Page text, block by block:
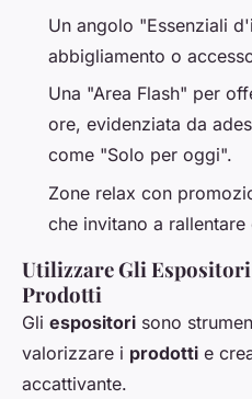
Un angolo "Essenziali
abbigliamento o
Una "Area Flash" per
ore, evidenziata da
come "Solo per oggi".
Zone relax con
che invitano a
Utilizzare Gli
Prodotti
Gli espositori sono
valorizzare i prodotti e
accattivante.